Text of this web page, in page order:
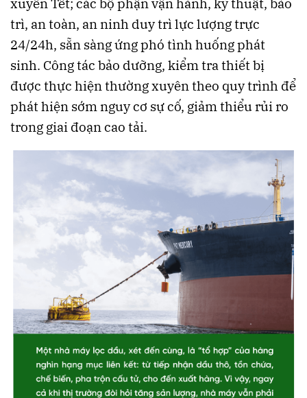
xuyên Tết; các bộ phận vận hành, kỹ thuật, bảo
trì, an toàn, an ninh duy trì lực lượng trực
24/24h, sẵn sàng ứng phó tình huống phát
sinh. Công tác bảo dưỡng, kiểm tra thiết bị
được thực hiện thường xuyên theo quy trình để
phát hiện sớm nguy cơ sự cố, giảm thiểu rủi ro
trong giai đoạn cao tải.